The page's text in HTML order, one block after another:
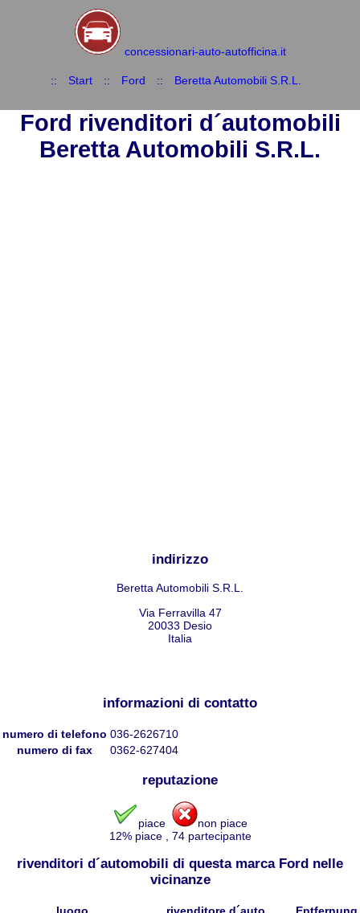
concessionari-auto-autofficina.it
:: Start :: Ford :: Beretta Automobili S.R.L.
Ford rivenditori d´automobili
Beretta Automobili S.R.L.
indirizzo
Beretta Automobili S.R.L.
Via Ferravilla 47
20033 Desio
Italia
informazioni di contatto
numero di telefono 036-2626710
numero di fax
0362-627404
reputazione
piace
non piace
12% piace , 74partecipante
rivenditori d´automobili di questa marca Ford nelle
vicinanze